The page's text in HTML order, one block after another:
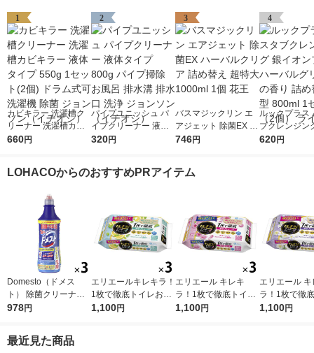
1
カビキラー 洗濯槽ク
リーナー 洗濯槽カビ
キラー 液体タイプ 55
ョンソン（イチオシ）
660円
2
パイプユニッシュ パ
イプクリーナー 液体
タイプ 800g パイプ掃
（イチオシ）
320円
3
バスマジックリン エ
アジェット 除菌EX ハ
ーバルクリア 詰め替
746円
4
ルックプラス
ブクレンジン
オンプラス ハ
620円
LOHACOからのおすすめPRアイテム
Domesto（ドメス
ト） 除菌クリーナー
本体 500ml １セット
リウム】 ユニリーバ
978円
エリエールキレキラ！
1枚で徹底トイレお掃
除シート シトラスミ
1,100円
エリエール キレキ
ラ！1枚で徹底トイレ
おそうじシート ロー
1,100円
エリエール キ
ラ！1枚で徹
おそうじシー
1,100円
最近見た商品